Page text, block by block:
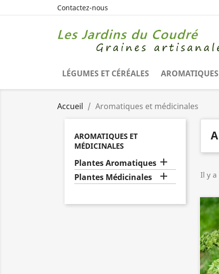
Contactez-nous
LÉGUMES ET CÉRÉALES
Accueil Aromatiques et médicinales
AROMATIQUES ET
MÉDICINALES
Plantes Aromatiques 
Plantes Médicinales  Il y a